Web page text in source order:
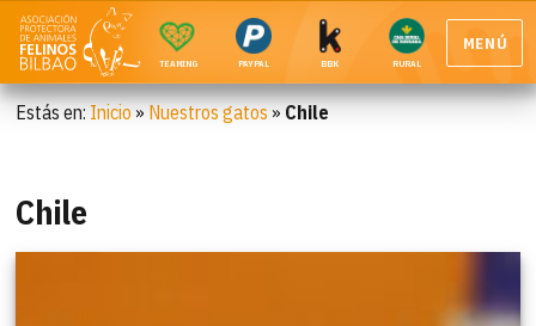
TEAMING PAYPAL BBK RURAL
MENÚ
Estás en: Inicio » Nuestros gatos » Chile
Chile